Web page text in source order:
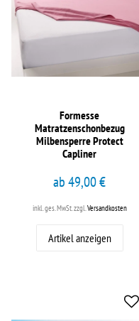
Formesse
Matratzenschonbezug
Milbensperre Protect
Capliner
ab 49,00 €
inkl. ges. MwSt.zzgl.Versandkosten
Artikel anzeigen